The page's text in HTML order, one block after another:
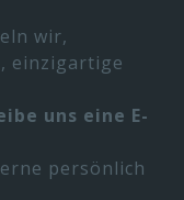
wir,
einzigartige
uns eine E-
persönlich